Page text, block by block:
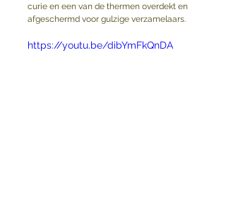
curie en een van de thermen overdekt en
afgeschermd voor gulzige verzamelaars.
https://youtu.be/dibYmFkQnDA